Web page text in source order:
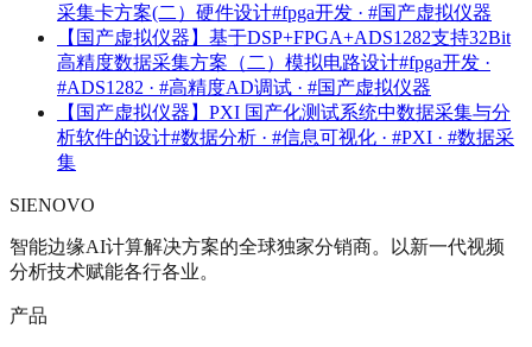
采集卡方案(二）硬件设计#fpga开发 · #国产虚拟仪器
【国产虚拟仪器】基于DSP+FPGA+ADS1282支持32Bit
高精度数据采集方案（二）模拟电路设计#fpga开发 ·
#ADS1282 · #高精度AD调试 · #国产虚拟仪器
【国产虚拟仪器】PXI 国产化测试系统中数据采集与分
析软件的设计#数据分析 · #信息可视化 · #PXI · #数据采
集
SIENOVO
智能边缘AI计算解决方案的全球独家分销商。以新一代视频
分析技术赋能各行各业。
产品